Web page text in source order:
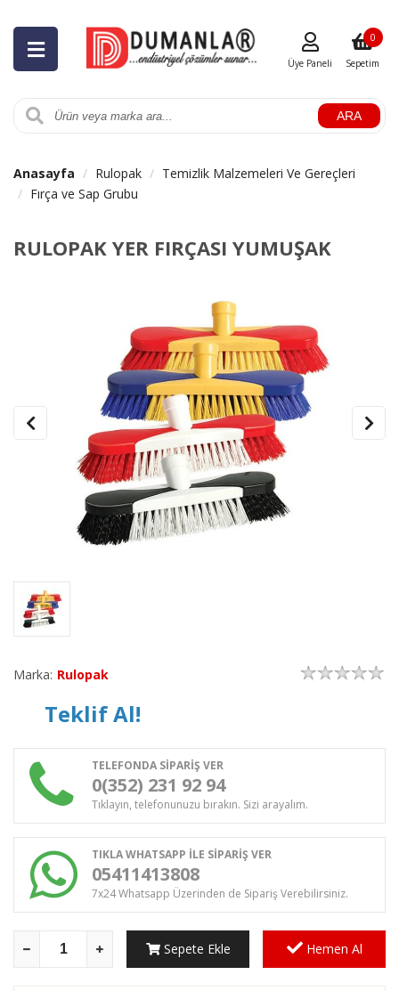
ARA
Üye Paneli Sepetim
0
Anasayfa Rulopak
Temizlik Malzemeleri Ve Gereçleri
Fırça ve Sap Grubu
RULOPAK YER FIRÇASI YUMUŞAK
Marka: Rulopak
Teklif Al!
TELEFONDA SİPARİŞ VER
0(352) 231 92 94
Tıklayın, telefonunuzu bırakın. Sizi arayalım.
TIKLA WHATSAPP İLE SİPARİŞ VER
05411413808
7x24 Whatsapp Üzerinden de Sipariş Verebilirsiniz.
Sepete Ekle Hemen Al